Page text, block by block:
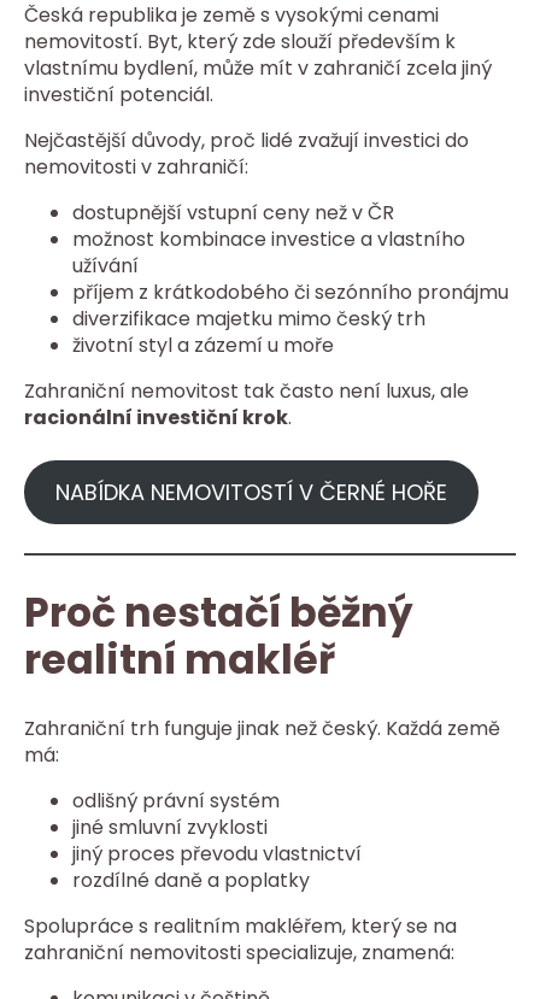
Česká republika je země s vysokými cenami
nemovitostí. Byt, který zde slouží především k
vlastnímu bydlení, může mít v zahraničí zcela jiný
investiční potenciál.
Nejčastější důvody, proč lidé zvažují investici do
nemovitosti v zahraničí:
dostupnější vstupní ceny než v ČR
možnost kombinace investice a vlastního
užívání
příjem z krátkodobého či sezónního pronájmu
diverzifikace majetku mimo český trh
životní styl a zázemí u moře
Zahraniční nemovitost tak často není luxus, ale
racionální investiční krok.
NABÍDKA NEMOVITOSTÍ V ČERNÉ HOŘE
Proč nestačí běžný
realitní makléř
Zahraniční trh funguje jinak než český. Každá země
má:
odlišný právní systém
jiné smluvní zvyklosti
jiný proces převodu vlastnictví
rozdílné daně a poplatky
Spolupráce s realitním makléřem, který se na
zahraniční nemovitosti specializuje, znamená: